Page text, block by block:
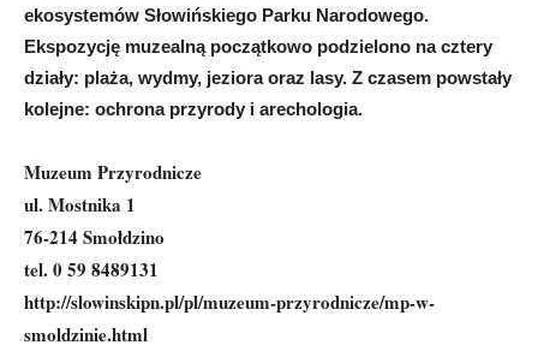
ekosystemów Słowińskiego Parku Narodowego.
Ekspozycję muzealną początkowo podzielono na cztery
działy: plaża, wydmy, jeziora oraz lasy. Z czasem powstały
kolejne: ochrona przyrody i arechologia.
Muzeum Przyrodnicze
ul. Mostnika 1
76-214 Smołdzino
tel. 0 59 8489131
http://slowinskipn.pl/pl/muzeum-przyrodnicze/mp-w-
smoldzinie.html